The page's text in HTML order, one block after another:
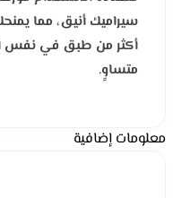
سيراميك أنيق، مما
أكثر من طبق في نفس
متساوٍ.
معلومات إضافية